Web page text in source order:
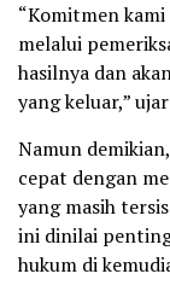
“Komitmen
melalui
hasilnya dan
yang keluar,”
Namun
cepat dengan
yang masih
ini dinilai
hukum di